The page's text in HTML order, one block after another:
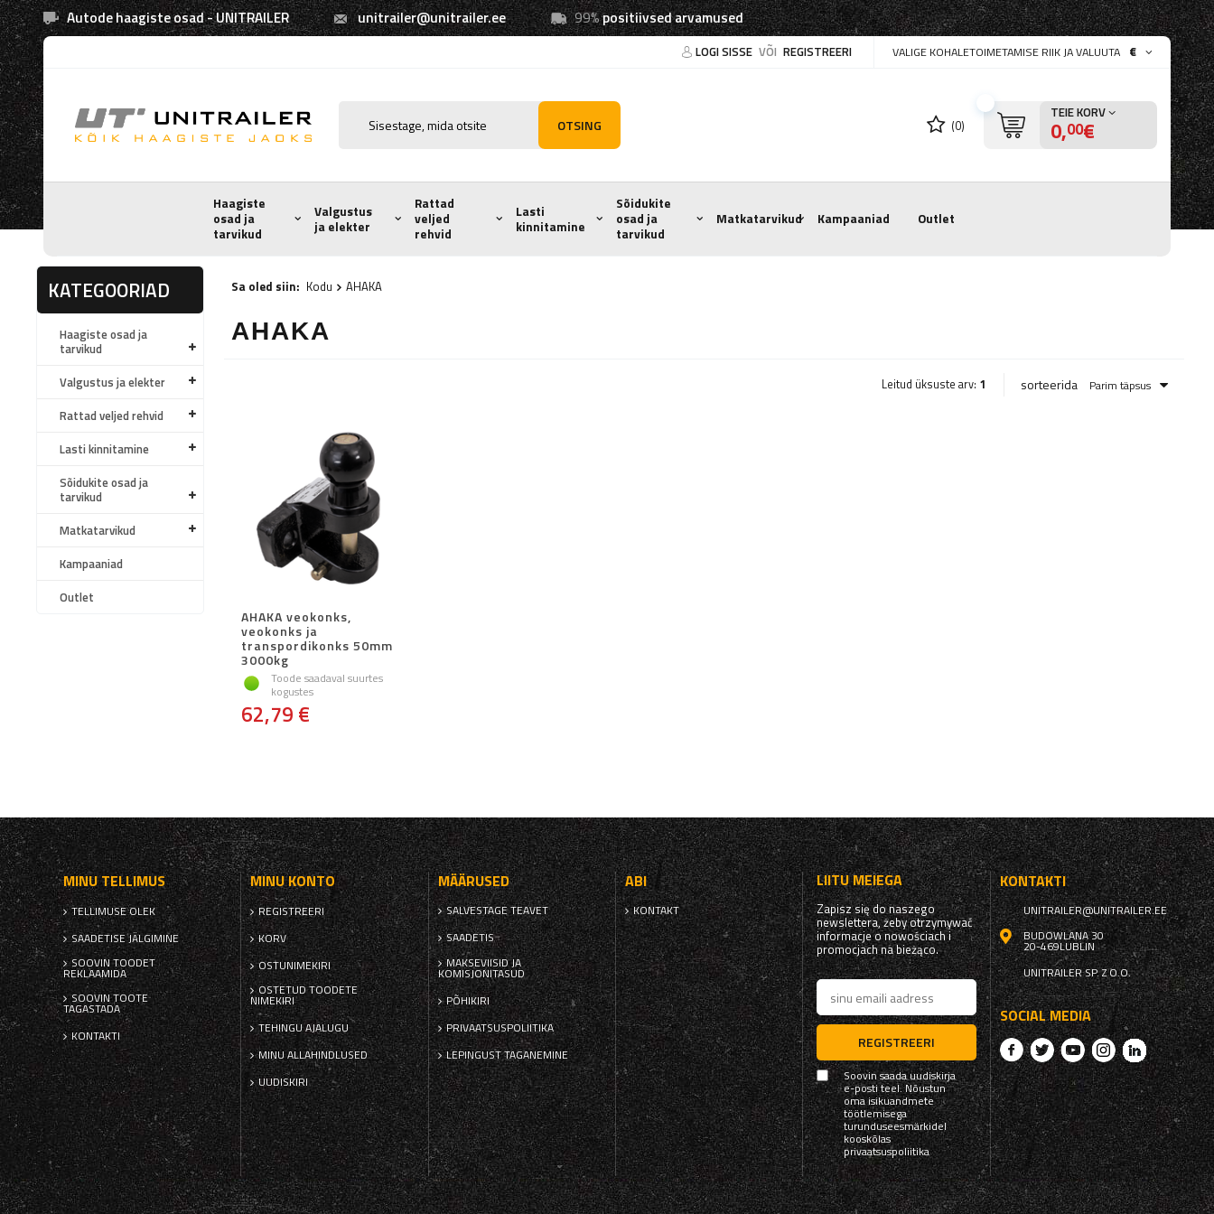
Autode haagiste osad - UNITRAILER unitrailer@unitrailer.ee 99%positiivsed arvamused
LOGI SISSE VÕI REGISTREERI VALIGE KOHALETOIMETAMISE RIIK JA VALUUTA €
OTSING (0)
TEIE KORV
0,00€
Haagiste
osad ja
tarvikud
Valgustus
ja elekter
Rattad
veljed
rehvid
Lasti
kinnitamine
Sõidukite
osad ja
tarvikud
Matkatarvikud Kampaaniad Outlet
KATEGOORIAD
Haagiste osad ja
tarvikud
Valgustus ja elekter
Rattad veljed rehvid
Lasti kinnitamine
Sõidukite osad ja
tarvikud
Matkatarvikud
Kampaaniad
Outlet
Sa oled siin: Kodu AHAKA
AHAKA
Leitud üksuste arv: 1 sorteerida Parim täpsus
AHAKA veokonks,
veokonks ja
transpordikonks 50mm
3000kg
Toode saadaval suurtes
kogustes
62,79 €
MINU TELLIMUS
TELLIMUSE OLEK
SAADETISE JÄLGIMINE
SOOVIN TOODET
REKLAAMIDA
SOOVIN TOOTE
TAGASTADA
KONTAKTI
MINU KONTO
REGISTREERI
KORV
OSTUNIMEKIRI
OSTETUD TOODETE
NIMEKIRI
TEHINGU AJALUGU
MINU ALLAHINDLUSED
UUDISKIRI
MÄÄRUSED
SALVESTAGE TEAVET
SAADETIS
MAKSEVIISID JA
KOMISJONITASUD
PÕHIKIRI
PRIVAATSUSPOLIITIKA
LEPINGUST TAGANEMINE
ABI
KONTAKT
LIITU MEIEGA
Zapisz się do naszego
newslettera, żeby otrzymywać
informacje o nowościach i
promocjach na bieżąco.
REGISTREERI
Soovin saada uudiskirja
e-posti teel. Nõustun
oma isikuandmete
töötlemisega
turunduseesmärkidel
kooskõlas
privaatsuspoliitika
KONTAKTI
UNITRAILER@UNITRAILER.EE
BUDOWLANA 30
20-469LUBLIN
UNITRAILER SP. Z O.O.
SOCIAL MEDIA